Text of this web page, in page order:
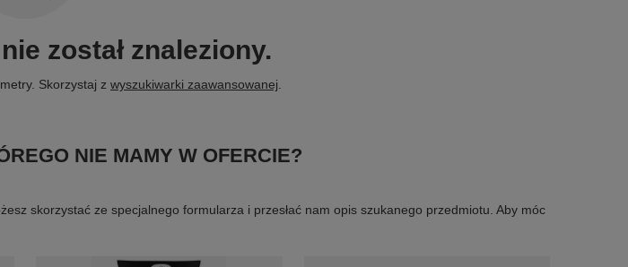
został znaleziony.
Skorzystaj z wyszukiwarki zaawansowanej
NIE MAMY W OFERCIE?
skorzystać ze specjalnego formularza i przesłać nam opis szukanego przedmiotu. Aby móc